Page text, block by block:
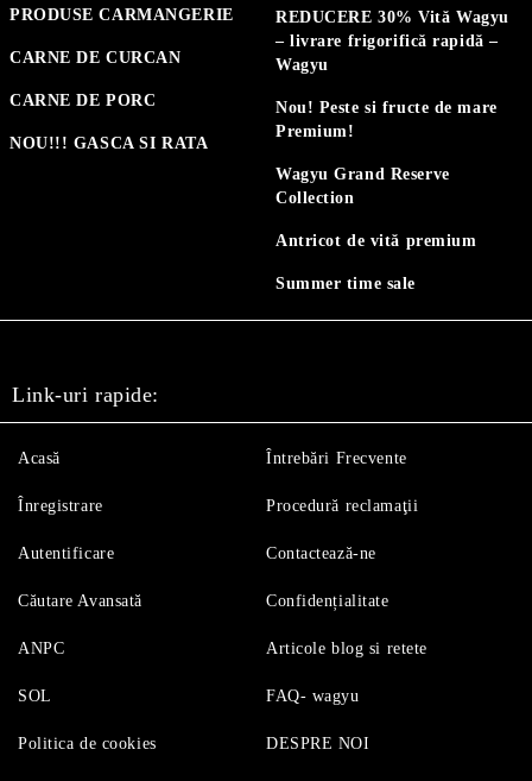
PRODUSE CARMANGERIE
CARNE DE CURCAN
CARNE DE PORC
NOU!!! GASCA SI RATA
REDUCERE 30% Vită Wagyu
– livrare frigorifică rapidă –
Wagyu
Nou! Peste si fructe de mare
Premium!
Wagyu Grand Reserve
Collection
Antricot de vită premium
Summer time sale
Link-uri rapide:
Acasă
Înregistrare
Autentificare
Căutare Avansată
Întrebări Frecvente
Procedură reclamaţii
Contactează-ne
Confidențialitate
ANPC
SOL
Politica de cookies
Articole blog si retete
FAQ- wagyu
DESPRE NOI